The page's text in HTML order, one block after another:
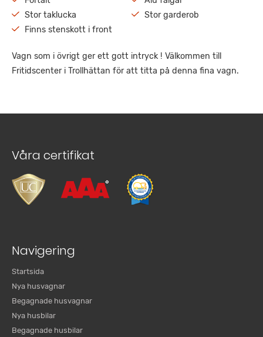
Stor taklucka
Stor garderob
Finns stenskott i front
Vagn som i övrigt ger ett gott intryck ! Välkommen till
Fritidscenter i Trollhättan för att titta på denna fina vagn.
Våra certifikat
Navigering
Startsida
Nya husvagnar
Begagnade husvagnar
Nya husbilar
Begagnade husbilar